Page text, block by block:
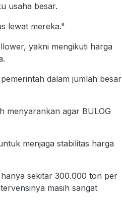
usaha besar.
lewat mereka."
yakni mengikuti harga
dalam jumlah besar
menyarankan agar BULOG
menjaga stabilitas harga
sekitar 300.000 ton per
masih sangat